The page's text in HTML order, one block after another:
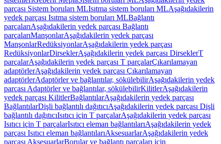
parçası Sistem boruları MLIsıtma sistem boruları MLAşağıdakilerin
yedek parçası Isıtma sistem boruları MLBağlantı
parçalarıAşağıdakilerin yedek parçası Bağlantı
parçalarıManşonlarAşağıdakilerin yedek parçası
ManşonlarRedüksiyonlarAşağıdakilerin yedek parçası
RedüksiyonlarDirseklerAşağıdakilerin yedek parçası DirseklerT
parçalarAşağıdakilerin yedek parçası T parçalarÇıkarılamayan
adaptörlerAşağıdakilerin yedek parçası Çıkarılamayan
adaptörlerAdaptörler ve bağlantılar, sökülebilirAşağıdakilerin yedek
parçası Adaptörler ve bağlantılar, sökülebilirKilitlerAşağıdakilerin
yedek parçası KilitlerBağlantılarAşağıdakilerin yedek parçası
BağlantılarDişli bağlantılı dağıtıcıAşağıdakilerin yedek parçası Dişli
bağlantılı dağıtıcıIsıtıcı için T parçalarAşağıdakilerin yedek parçası
Isıtıcı için T parçalarIsıtıcı eleman bağlantılarıAşağıdakilerin yedek
parçası Isıtıcı eleman bağlantılarıAksesuarlarAşağıdakilerin yedek
parçası AksesuarlarBorular ve bağlantı parçaları için